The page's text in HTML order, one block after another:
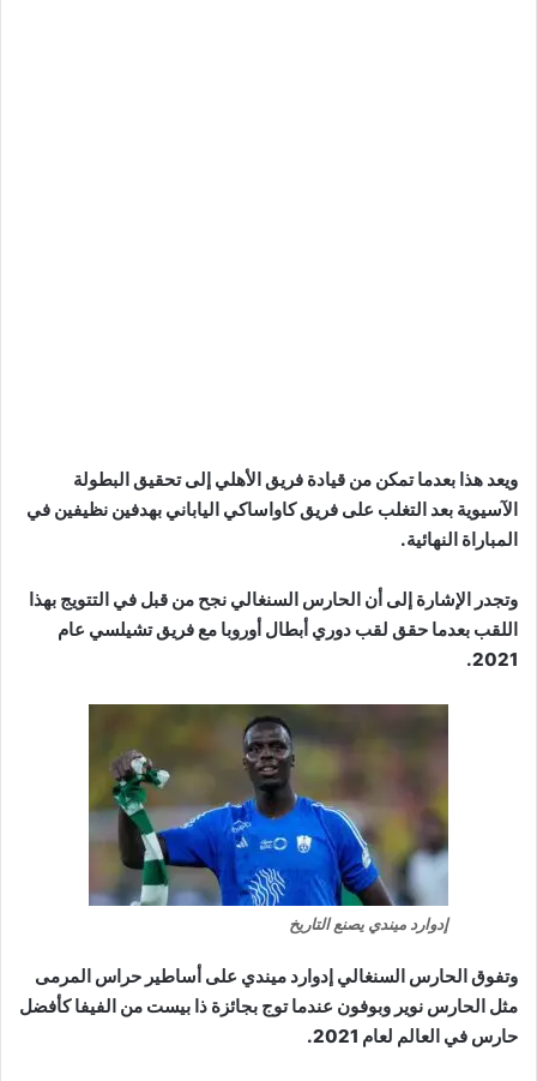
ويعد هذا بعدما تمكن من قيادة فريق الأهلي إلى تحقيق البطولة
الآسيوية بعد التغلب على فريق كاواساكي الياباني بهدفين نظيفين في
المباراة النهائية.
وتجدر الإشارة إلى أن الحارس السنغالي نجح من قبل في التتويج بهذا
اللقب بعدما حقق لقب دوري أبطال أوروبا مع فريق تشيلسي عام
2021.
إدوارد ميندي يصنع التاريخ
وتفوق الحارس السنغالي إدوارد ميندي على أساطير حراس المرمى
مثل الحارس نوير وبوفون عندما توج بجائزة ذا بيست من الفيفا كأفضل
حارس في العالم لعام 2021.